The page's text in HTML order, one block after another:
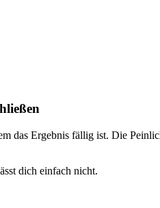
das Ergebnis fällig ist. Die
dich einfach nicht.